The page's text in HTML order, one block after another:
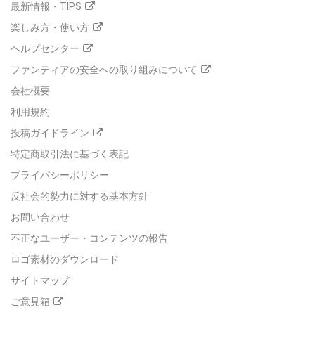
最新情報・TIPS
楽しみ方・使い方
ヘルプセンター
ファンティアの安全への取り組みについて
会社概要
利用規約
投稿ガイドライン
特定商取引法に基づく表記
プライバシーポリシー
反社会的勢力に対する基本方針
お問い合わせ
不正なユーザー・コンテンツの報告
ロゴ素材のダウンロード
サイトマップ
ご意見箱